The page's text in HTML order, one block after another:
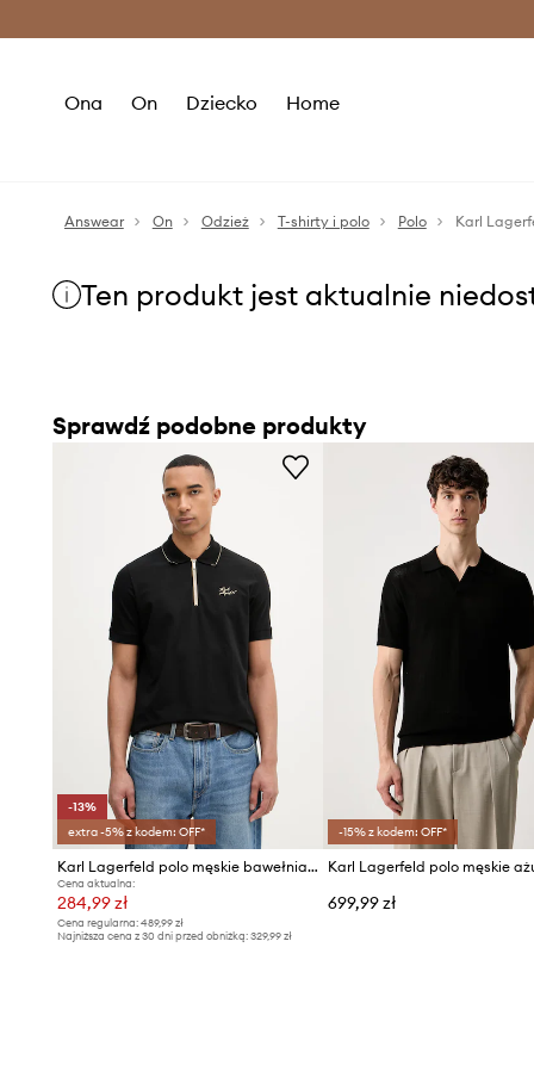
Ona On Dziecko Home
Answear On Odzież T-shirty i polo Polo Karl
Ten produkt jest aktualnie
Sprawdź podobne produkty
-13%
extra -5% z kodem: OFF*
Karl Lagerfeld polo męskie bawełniane z elastanem
Cena aktualna:
284,99 zł
Cena regularna: 489,99 zł
Najniższa cena z 30 dni przed obniżką: 329,99 zł
-15% z kodem: OFF*
Karl Lagerfeld polo męskie
699,99 zł